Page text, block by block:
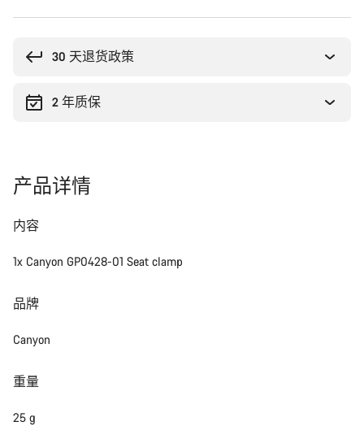
30 天退货政策
2 年质保
产品详情
内容
1x Canyon GP0428-01 Seat clamp
品牌
Canyon
重量
25 g